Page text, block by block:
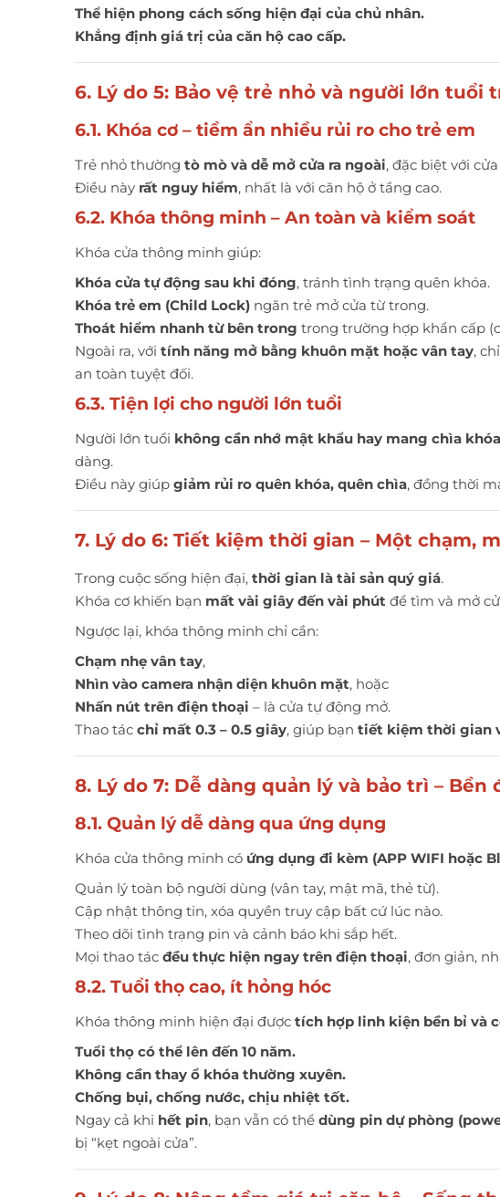
Thể hiện phong cách sống hiện đại của chủ nhân.
Khẳng định giá trị của căn hộ cao cấp.
6. Lý do 5: Bảo vệ trẻ nhỏ và người lớn tuổi
6.1. Khóa cơ – tiềm ẩn nhiều rủi ro cho trẻ em
Trẻ nhỏ thường tò mò và dễ mở cửa ra ngoài, đặc biệt với
Điều này rất nguy hiểm, nhất là với căn hộ ở tầng cao.
6.2. Khóa thông minh – An toàn và kiểm soát
Khóa cửa thông minh giúp:
Khóa cửa tự động sau khi đóng, tránh tình trạng quên khóa.
Khóa trẻ em (Child Lock) ngăn trẻ mở cửa từ trong.
Thoát hiểm nhanh từ bên trong trong trường hợp khẩn cấp
Ngoài ra, với tính năng mở bằng khuôn mặt hoặc vân tay, chỉ
an toàn tuyệt đối.
6.3. Tiện lợi cho người lớn tuổi
Người lớn tuổi không cần nhớ mật khẩu hay mang chìa khóa
dàng.
Điều này giúp giảm rủi ro quên khóa, quên chìa, đồng thời
7. Lý do 6: Tiết kiệm thời gian – Một chạm,
Trong cuộc sống hiện đại, thời gian là tài sản quý giá.
Khóa cơ khiến bạn mất vài giây đến vài phút để tìm và mở
Ngược lại, khóa thông minh chỉ cần:
Chạm nhẹ vân tay,
Nhìn vào camera nhận diện khuôn mặt, hoặc
Nhấn nút trên điện thoại – là cửa tự động mở.
Thao tác chỉ mất 0.3 – 0.5 giây, giúp bạn tiết kiệm thời gian
8. Lý do 7: Dễ dàng quản lý và bảo trì –
8.1. Quản lý dễ dàng qua ứng dụng
Khóa cửa thông minh có ứng dụng đi kèm (APP WIFI hoặc
Quản lý toàn bộ người dùng (vân tay, mật mã, thẻ từ).
Cập nhật thông tin, xóa quyền truy cập bất cứ lúc nào.
Theo dõi tình trạng pin và cảnh báo khi sắp hết.
Mọi thao tác đều thực hiện ngay trên điện thoại, đơn giản,
8.2. Tuổi thọ cao, ít hỏng hóc
Khóa thông minh hiện đại được tích hợp linh kiện bền bỉ và
Tuổi thọ có thể lên đến 10 năm.
Không cần thay ổ khóa thường xuyên.
Chống bụi, chống nước, chịu nhiệt tốt.
Ngay cả khi hết pin, bạn vẫn có thể dùng pin dự phòng
bị “kẹt ngoài cửa”.